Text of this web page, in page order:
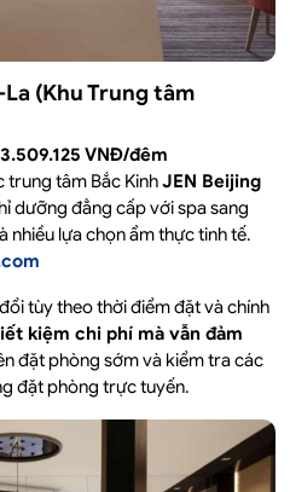
(Khu Trung tâm
3.509.125 VNĐ/đêm
trung tâm Bắc KinhJEN Beijing
dưỡng đẳng cấp với spa sang
nhiều lựa chọn ẩm thực tinh tế.
tùy theo thời điểm đặt và chính
kiệm chi phí mà vẫn đảm
đặt phòng sớm và kiểm tra các
đặt phòng trực tuyến.